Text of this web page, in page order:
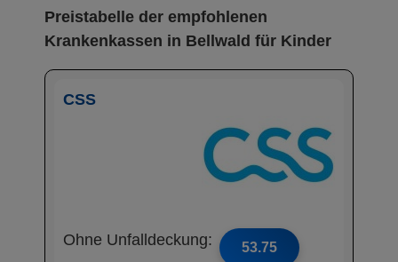
Preistabelle der empfohlenen
Krankenkassen in Bellwald für Kinder
CSS
Ohne Unfalldeckung: 53.75